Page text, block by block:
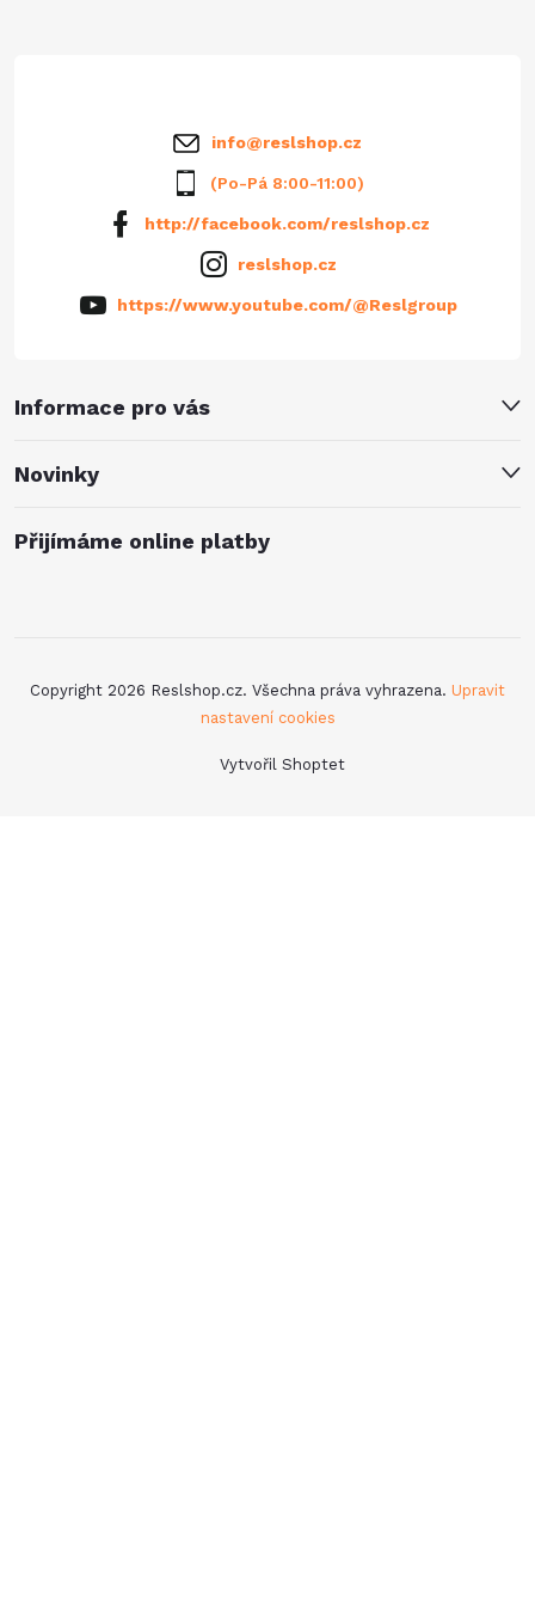
Informace pro vás
Novinky
info@reslshop.cz
(Po-Pá 8:00-11:00)
http://facebook.com/reslshop.cz
reslshop.cz
https://www.youtube.com/@Reslgroup
Přijímáme online platby
Vytvořil Shoptet
Copyright 2026 Reslshop.cz. Všechna práva vyhrazena. Upravit
nastavení cookies